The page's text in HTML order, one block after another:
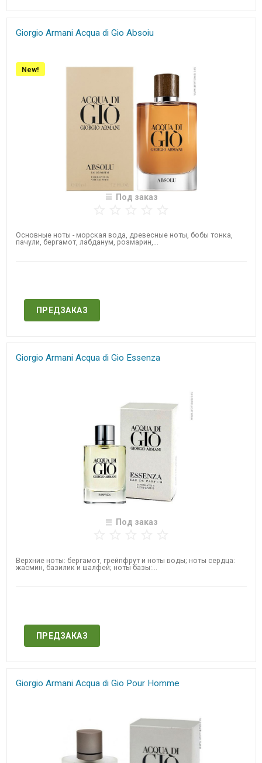
Giorgio Armani Acqua di Gio Absoiu
New!
Под заказ
Основные ноты - морская вода, древесные ноты, бобы тонка,
пачули, бергамот, лабданум, розмарин,...
ПРЕДЗАКАЗ
Giorgio Armani Acqua di Gio Essenza
Под заказ
Верхние ноты: бергамот, грейпфрут и ноты воды; ноты сердца:
жасмин, базилик и шалфей; ноты базы:...
ПРЕДЗАКАЗ
Giorgio Armani Acqua di Gio Pour Homme